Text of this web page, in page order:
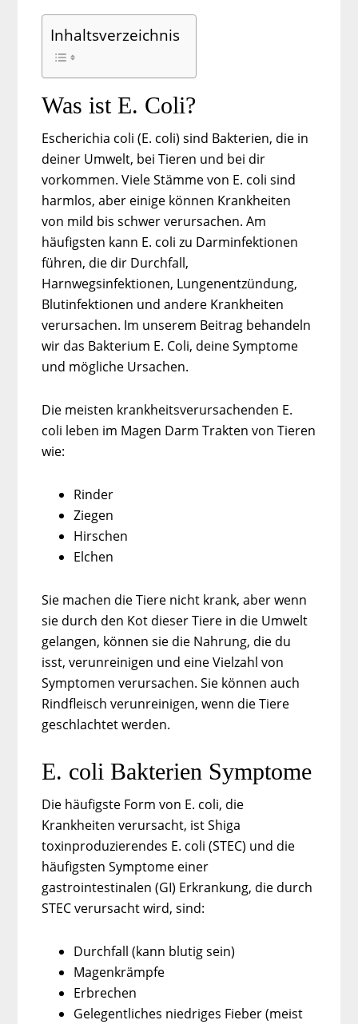
Inhaltsverzeichnis
Was ist E. Coli?
Escherichia coli (E. coli) sind Bakterien, die in
deiner Umwelt, bei Tieren und bei dir
vorkommen. Viele Stämme von E. coli sind
harmlos, aber einige können Krankheiten
von mild bis schwer verursachen. Am
häufigsten kann E. coli zu Darminfektionen
führen, die dir Durchfall,
Harnwegsinfektionen, Lungenentzündung,
Blutinfektionen und andere Krankheiten
verursachen. Im unserem Beitrag behandeln
wir das Bakterium E. Coli, deine Symptome
und mögliche Ursachen.
Die meisten krankheitsverursachenden E.
coli leben im Magen Darm Trakten von Tieren
wie:
Rinder
Ziegen
Hirschen
Elchen
Sie machen die Tiere nicht krank, aber wenn
sie durch den Kot dieser Tiere in die Umwelt
gelangen, können sie die Nahrung, die du
isst, verunreinigen und eine Vielzahl von
Symptomen verursachen. Sie können auch
Rindfleisch verunreinigen, wenn die Tiere
geschlachtet werden.
E. coli Bakterien Symptome
Die häufigste Form von E. coli, die
Krankheiten verursacht, ist Shiga
toxinproduzierendes E. coli (STEC) und die
häufigsten Symptome einer
gastrointestinalen (GI) Erkrankung, die durch
STEC verursacht wird, sind:
Durchfall (kann blutig sein)
Magenkrämpfe
Erbrechen
Gelegentliches niedriges Fieber (meist